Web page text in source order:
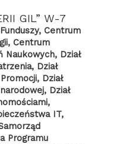
GIL” W-7
Centrum
Centrum
Naukowych, Dział
Dział
Dział
Dział
IT,
Programu